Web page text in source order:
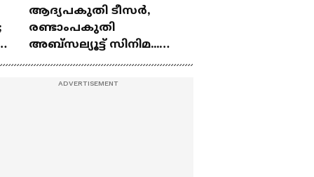
ആദ്യപകുതി ടീസർ,
രണ്ടാംപകുതി
അബ്സല്യൂട്ട് സിനിമ...
ആർപ്പുവിളിയോടെ